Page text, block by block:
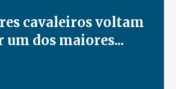
cavaleiros voltam
um dos maiores...